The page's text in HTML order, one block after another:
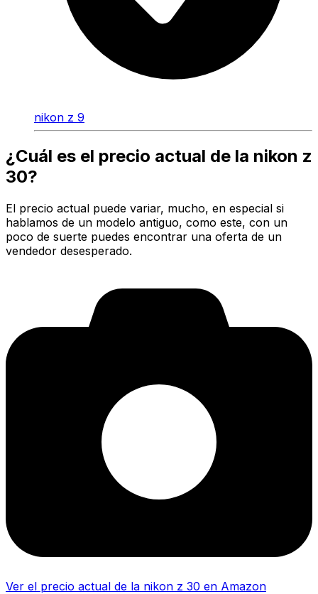
nikon z 9
¿Cuál es el precio actual de la nikon z
30?
El precio actual puede variar, mucho, en especial si
hablamos de un modelo antiguo, como este, con un
poco de suerte puedes encontrar una oferta de un
vendedor desesperado.
Ver el precio actual de la nikon z 30 en Amazon